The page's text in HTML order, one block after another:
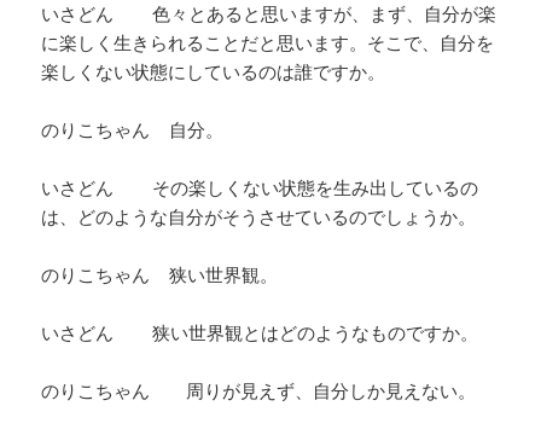
いさどん 色々とあると思いますが、まず、自分が楽
に楽しく生きられることだと思います。そこで、自分を
楽しくない状態にしているのは誰ですか。
のりこちゃん 自分。
いさどん その楽しくない状態を生み出しているの
は、どのような自分がそうさせているのでしょうか。
のりこちゃん 狭い世界観。
いさどん 狭い世界観とはどのようなものですか。
のりこちゃん 周りが見えず、自分しか見えない。